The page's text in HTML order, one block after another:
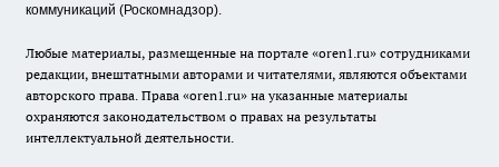
коммуникаций (Роскомнадзор).
Любые материалы, размещенные на портале «oren1.ru» сотрудниками
редакции, внештатными авторами и читателями, являются объектами
авторского права. Права «oren1.ru» на указанные материалы
охраняются законодательством о правах на результаты
интеллектуальной деятельности.